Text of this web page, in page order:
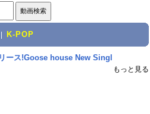
K-POP
ース!Goose house New Singl
もっと見る